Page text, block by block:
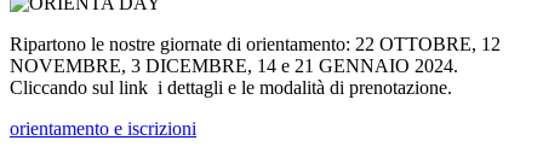
Ripartono le nostre giornate di orientamento: 22 OTTOBRE, 12
NOVEMBRE, 3 DICEMBRE, 14 e 21 GENNAIO 2024.
Cliccando sul link i dettagli e le modalità di prenotazione.
orientamento e iscrizioni